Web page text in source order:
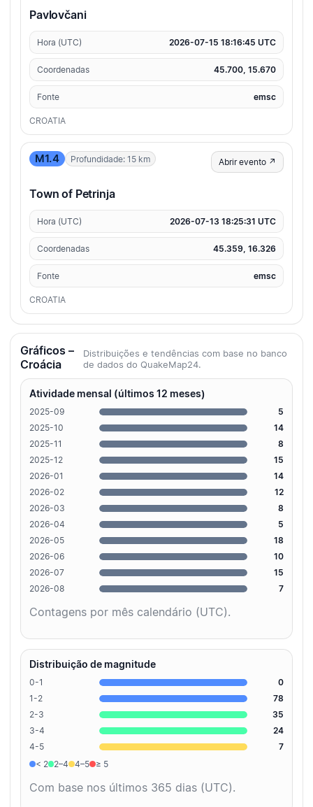
Pavlovčani
Hora (UTC) 2026-07-15 18:16:45 UTC
Coordenadas 45.700, 15.670
Fonte emsc
CROATIA
M1.4 Profundidade: 15 km Abrir evento ↗
Town of Petrinja
Hora (UTC) 2026-07-13 18:25:31 UTC
Coordenadas 45.359, 16.326
Fonte emsc
CROATIA
Gráficos –
Croácia
Distribuições e tendências com base no banco
de dados do QuakeMap24.
Atividade mensal (últimos 12 meses)
2025-09
5
2025-10
14
2025-11
8
2025-12
15
2026-01
14
2026-02
12
2026-03
8
2026-04
5
2026-05
18
2026-06
10
2026-07
15
2026-08
7
Contagens por mês calendário (UTC).
Distribuição de magnitude
0-1
0
1-2
78
2-3
35
3-4
24
4-5
7
< 2
2–4 4–5 ≥ 5
Com base nos últimos 365 dias (UTC).